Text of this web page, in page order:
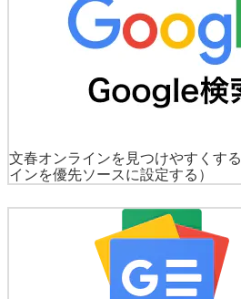
文春オンラインを見つけやすくする
インを優先ソースに設定する）